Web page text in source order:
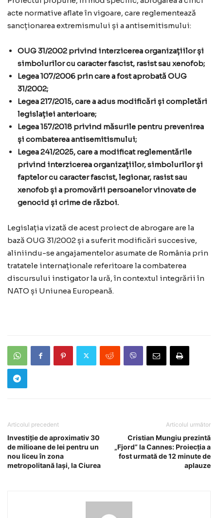
acte normative aflate în vigoare, care reglementează
sancționarea extremismului și a antisemitismului:
OUG 31/2002 privind interzicerea organizațiilor și
simbolurilor cu caracter fascist, rasist sau xenofob;
Legea 107/2006 prin care a fost aprobată OUG
31/2002;
Legea 217/2015, care a adus modificări și completări
legislației anterioare;
Legea 157/2018 privind măsurile pentru prevenirea
și combaterea antisemitismului;
Legea 241/2025, care a modificat reglementările
privind interzicerea organizațiilor, simbolurilor și
faptelor cu caracter fascist, legionar, rasist sau
xenofob și a promovării persoanelor vinovate de
genocid și crime de război.
Legislația vizată de acest proiect de abrogare are la
bază OUG 31/2002 și a suferit modificări succesive,
aliniindu-se angajamentelor asumate de România prin
tratatele internaționale referitoare la combaterea
discursului instigator la ură, în contextul integrării în
NATO și Uniunea Europeană.
Articolul precedent
Investiție de aproximativ 30
de milioane de lei pentru un
nou liceu în zona
metropolitană Iași, la Ciurea
Articolul următor
Cristian Mungiu prezintă
„Fjord” la Cannes: Proiecția a
fost urmată de 12 minute de
aplauze